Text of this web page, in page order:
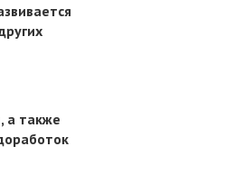
а также